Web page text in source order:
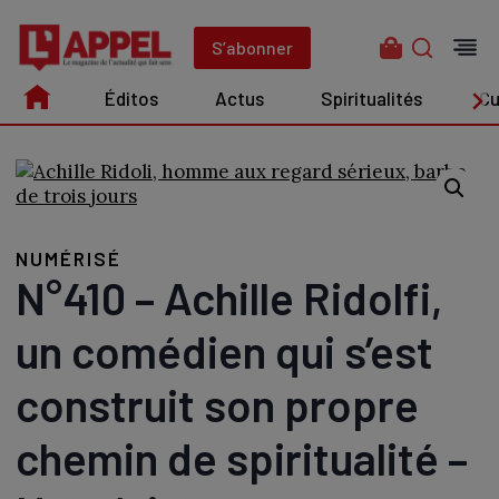
contenu
S’abonner
Édito Actus Spiritualités Culture
Éditos Actus Spiritualités
NUMÉRISÉ
N°410 – Achille Ridolfi,
un comédien qui s’est
construit son propre
chemin de spiritualité –